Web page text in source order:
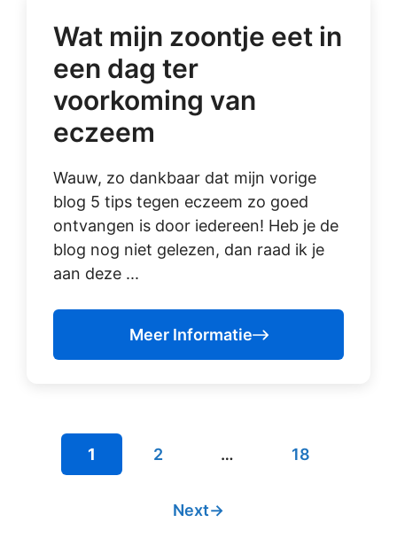
Wat mijn zoontje eet in
een dag ter
voorkoming van
eczeem
Wauw, zo dankbaar dat mijn vorige
blog 5 tips tegen eczeem zo goed
ontvangen is door iedereen! Heb je de
blog nog niet gelezen, dan raad ik je
aan deze ...
Meer Informatie
Page
1 Page
2 … Page
18
Next→